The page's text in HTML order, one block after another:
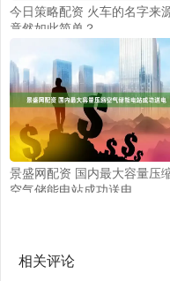
今日策略配资 火车的名字来
竟然如此简单？
景盛网配资 国内最大容量压
空气储能电站成功送电
相关评论